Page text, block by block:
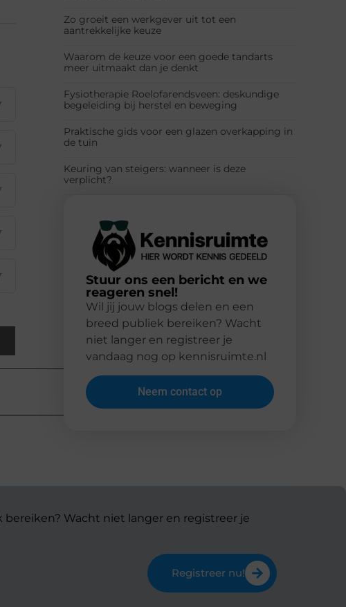
Zo groeit een werkgever uit tot een
aantrekkelijke keuze
Waarom de keuze voor een goede tandarts
meer uitmaakt dan je denkt
Fysiotherapie Roelofarendsveen: deskundige
begeleiding bij herstel en beweging
Praktische gids voor een glazen overkapping in
de tuin
Keuring van steigers: wanneer is deze
verplicht?
Stuur ons een bericht en we
reageren snel!
Wil jij jouw blogs delen en een
breed publiek bereiken? Wacht
niet langer en registreer je
vandaag nog op kennisruimte.nl
Neem contact op
Wacht niet langer en registreer je
Registreer nu!